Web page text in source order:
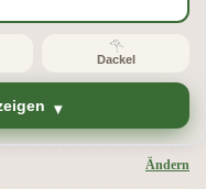
Dackel
Ändern